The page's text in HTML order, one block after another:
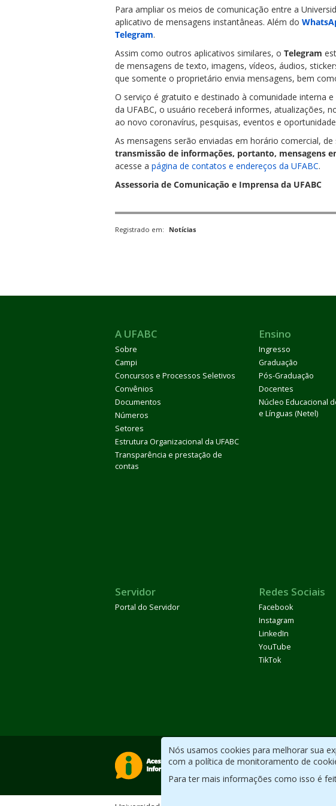
Nós usamos cookies para melhorar sua
com a política de monitoramento de
Para ter mais informações como isso é
Para ampliar os meios de comunicação entre a
aplicativo de mensagens instantâneas. Além do
Telegram.
Assim como outros aplicativos similares, o Telegram
de mensagens de texto, imagens, vídeos, áudios,
que somente o proprietário envia mensagens, bem
O serviço é gratuito e destinado à comunidade interna
da UFABC, o usuário receberá informes, atualizações,
ao novo coronavírus, pesquisas, eventos e
As mensagens serão enviadas em horário comercial,
transmissão de informações, portanto, mensagens
acesse a página de contatos e endereços da UFABC.
Assessoria de Comunicação e Imprensa da UFABC
Registrado em: Notícias
A UFABC
Sobre
Campi
Concursos e Processos Seletivos
Convênios
Documentos
Números
Setores
Estrutura Organizacional da UFABC
Transparência e prestação de
contas
Ensino
Ingresso
Graduação
Pós-Graduação
Docentes
Núcleo Educacional
e Línguas (Netel)
Servidor
Portal do Servidor
Redes Sociais
Facebook
Instagram
LinkedIn
YouTube
TikTok